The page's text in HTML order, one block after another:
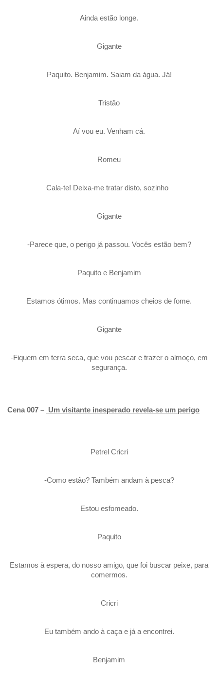
Ainda estão longe.
Gigante
Paquito. Benjamim. Saiam da água. Já!
Tristão
Aí vou eu. Venham cá.
Romeu
Cala-te! Deixa-me tratar disto, sozinho
Gigante
-Parece que, o perigo já passou. Vocês estão bem?
Paquito e Benjamim
Estamos ótimos. Mas continuamos cheios de fome.
Gigante
-Fiquem em terra seca, que vou pescar e trazer o almoço, em
segurança.
Cena 007 – Um visitante inesperado revela-se um perigo
Petrel Cricri
-Como estão? Também andam à pesca?
Estou esfomeado.
Paquito
Estamos à espera, do nosso amigo, que foi buscar peixe, para
comermos.
Cricri
Eu também ando à caça e já a encontrei.
Benjamim